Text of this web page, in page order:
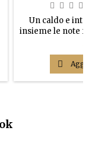
Un caldo e
insieme le note
corpo robusto
